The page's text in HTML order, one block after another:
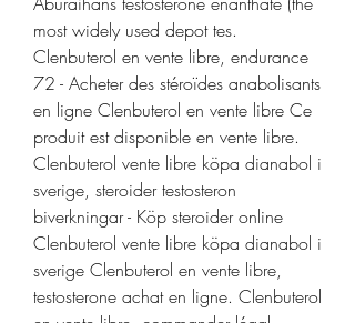
most widely used depot tes.
Clenbuterol en vente libre, endurance
72 - Acheter des stéroïdes anabolisants
en ligne Clenbuterol en vente libre Ce
produit est disponible en vente libre.
Clenbuterol vente libre köpa dianabol i
sverige, steroider testosteron
biverkningar - Köp steroider online
Clenbuterol vente libre köpa dianabol i
sverige Clenbuterol en vente libre,
testosterone achat en ligne. Clenbuterol